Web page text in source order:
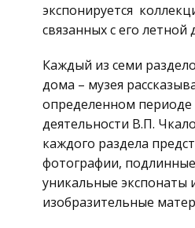
экспонируется
связанных с его летной
Каждый из семи
дома – музея
определенном
деятельности В.П.
каждого раздела
фотографии,
уникальные экспонаты
изобразительные